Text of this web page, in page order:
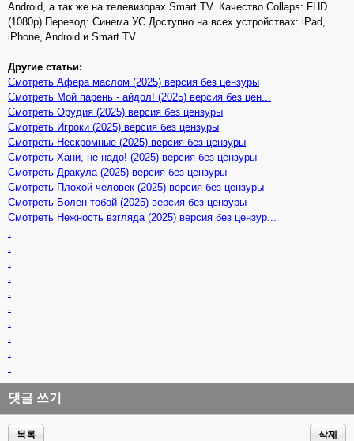
Android, а так же на телевизорах Smart TV. Качество Collaps: FHD
(1080p) Перевод: Синема УС Доступно на всех устройствах: iPad,
iPhone, Android и Smart TV.
Другие статьи:
Смотреть Афера маслом (2025) версия без цензуры
Смотреть Мой парень - айдол! (2025) версия без цен...
Смотреть Орудия (2025) версия без цензуры
Смотреть Игроки (2025) версия без цензуры
Смотреть Нескромные (2025) версия без цензуры
Смотреть Хани, не надо! (2025) версия без цензуры
Смотреть Дракула (2025) версия без цензуры
Смотреть Плохой человек (2025) версия без цензуры
Смотреть Болен тобой (2025) версия без цензуры
Смотреть Нежность взгляда (2025) версия без цензур...
.
.
.
.
.
.
.
.
.
.
댓글 쓰기
목록 삭제